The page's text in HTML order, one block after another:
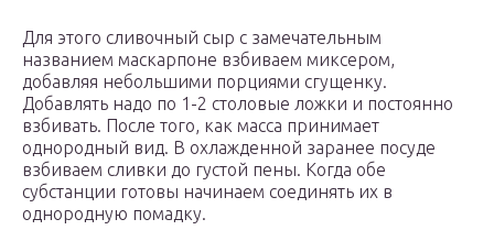
Для этого сливочный сыр с замечательным
названием маскарпоне взбиваем миксером,
добавляя небольшими порциями сгущенку.
Добавлять надо по 1-2 столовые ложки и постоянно
взбивать. После того, как масса принимает
однородный вид. В охлажденной заранее посуде
взбиваем сливки до густой пены. Когда обе
субстанции готовы начинаем соединять их в
однородную помадку.